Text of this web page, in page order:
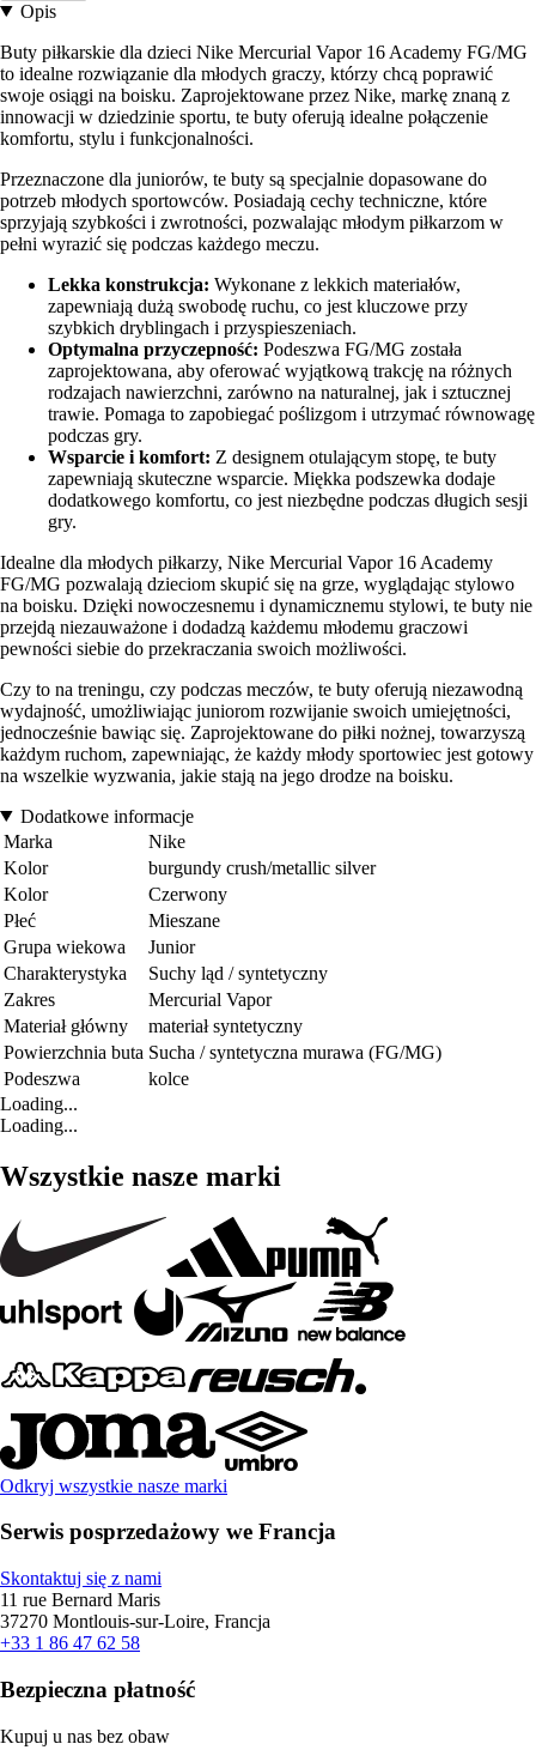
Opis
Buty piłkarskie dla dzieci Nike Mercurial Vapor 16 Academy FG/MG
to idealne rozwiązanie dla młodych graczy, którzy chcą poprawić
swoje osiągi na boisku. Zaprojektowane przez Nike, markę znaną z
innowacji w dziedzinie sportu, te buty oferują idealne połączenie
komfortu, stylu i funkcjonalności.
Przeznaczone dla juniorów, te buty są specjalnie dopasowane do
potrzeb młodych sportowców. Posiadają cechy techniczne, które
sprzyjają szybkości i zwrotności, pozwalając młodym piłkarzom w
pełni wyrazić się podczas każdego meczu.
Lekka konstrukcja: Wykonane z lekkich materiałów,
zapewniają dużą swobodę ruchu, co jest kluczowe przy
szybkich dryblingach i przyspieszeniach.
Optymalna przyczepność: Podeszwa FG/MG została
zaprojektowana, aby oferować wyjątkową trakcję na różnych
rodzajach nawierzchni, zarówno na naturalnej, jak i sztucznej
trawie. Pomaga to zapobiegać poślizgom i utrzymać równowagę
podczas gry.
Wsparcie i komfort: Z designem otulającym stopę, te buty
zapewniają skuteczne wsparcie. Miękka podszewka dodaje
dodatkowego komfortu, co jest niezbędne podczas długich sesji
gry.
Idealne dla młodych piłkarzy, Nike Mercurial Vapor 16 Academy
FG/MG pozwalają dzieciom skupić się na grze, wyglądając stylowo
na boisku. Dzięki nowoczesnemu i dynamicznemu stylowi, te buty nie
przejdą niezauważone i dodadzą każdemu młodemu graczowi
pewności siebie do przekraczania swoich możliwości.
Czy to na treningu, czy podczas meczów, te buty oferują niezawodną
wydajność, umożliwiając juniorom rozwijanie swoich umiejętności,
jednocześnie bawiąc się. Zaprojektowane do piłki nożnej, towarzyszą
każdym ruchom, zapewniając, że każdy młody sportowiec jest gotowy
na wszelkie wyzwania, jakie stają na jego drodze na boisku.
Dodatkowe informacje
Marka
Nike
Kolor
burgundy crush/metallic silver
Kolor
Czerwony
Płeć
Mieszane
Grupa wiekowa
Junior
Charakterystyka
Suchy ląd / syntetyczny
Zakres
Mercurial Vapor
Materiał główny
materiał syntetyczny
Powierzchnia buta Sucha / syntetyczna murawa (FG/MG)
Podeszwa
kolce
Loading...
Loading...
Wszystkie nasze marki
Odkryj wszystkie nasze marki
Serwis posprzedażowy we Francja
Skontaktuj się z nami
11 rue Bernard Maris
37270 Montlouis-sur-Loire, Francja
+33 1 86 47 62 58
Bezpieczna płatność
Kupuj u nas bez obaw